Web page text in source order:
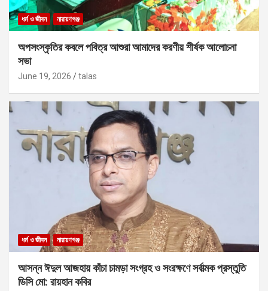
ধর্ম ও জীবন নারায়ণগঞ্জ
অপসংস্কৃতির কবলে পবিত্র আশুরা আমাদের করণীয় শীর্ষক আলোচনা
সভা
June 19, 2026 talas
ধর্ম ও জীবন নারায়ণগঞ্জ
আসন্ন ঈদুল আজহায় কাঁচা চামড়া সংগ্রহ ও সংরক্ষণে সর্বাত্মক প্রস্তুতি
ডিসি মো: রায়হান কবির